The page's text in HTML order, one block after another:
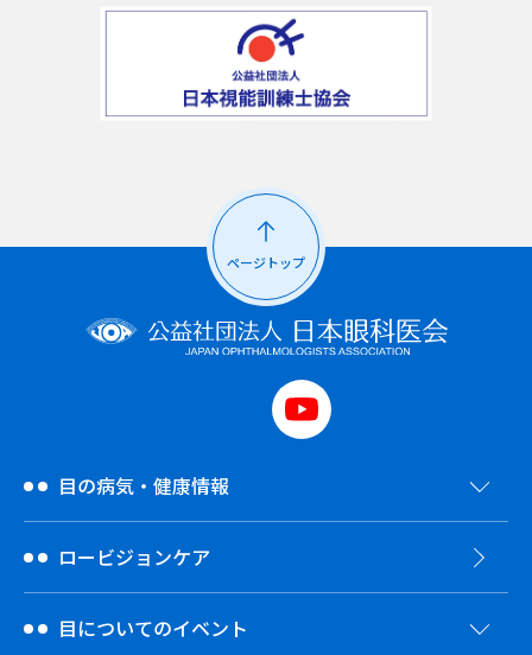
ページトップ
目の病気・健康情報
ロービジョンケア
目についてのイベント